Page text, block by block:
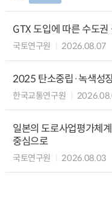
GTX 도입에 따른 수도
국토연구원 2026.08.07
2025 탄소중립·녹색성
한국교통연구원
일본의 도로사업평가체
중심으로
국토연구원 2026.08.03